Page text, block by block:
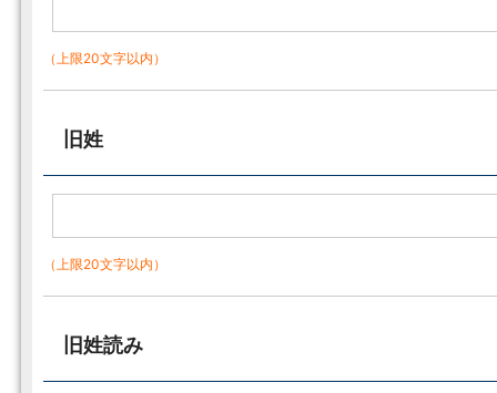
（上限20文字以内）
旧姓
（上限20文字以内）
旧姓読み